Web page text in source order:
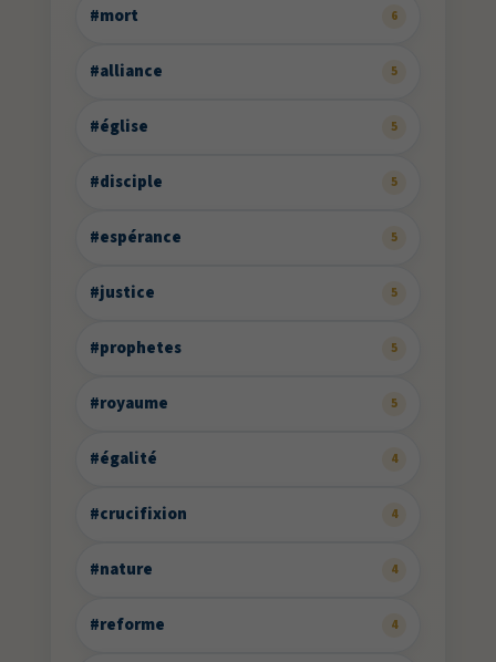
#mort 6
#alliance 5
#église 5
#disciple 5
#espérance 5
#justice 5
#prophetes 5
#royaume 5
#égalité 4
#crucifixion 4
#nature 4
#reforme 4